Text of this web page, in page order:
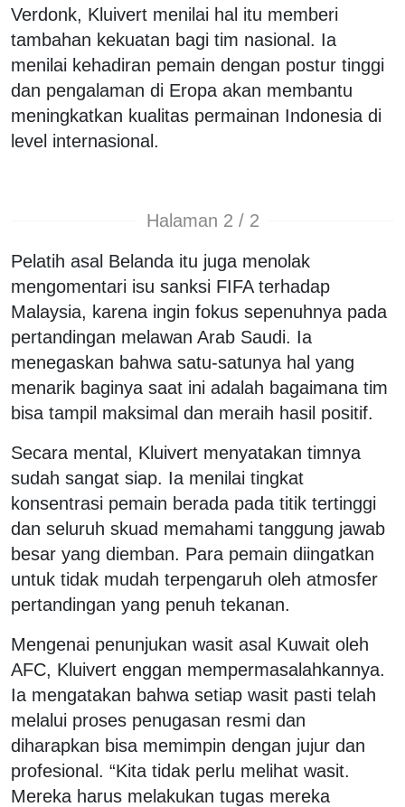
Verdonk, Kluivert menilai hal itu memberi
tambahan kekuatan bagi tim nasional. Ia
menilai kehadiran pemain dengan postur tinggi
dan pengalaman di Eropa akan membantu
meningkatkan kualitas permainan Indonesia di
level internasional.
Halaman 2 / 2
Pelatih asal Belanda itu juga menolak
mengomentari isu sanksi FIFA terhadap
Malaysia, karena ingin fokus sepenuhnya pada
pertandingan melawan Arab Saudi. Ia
menegaskan bahwa satu-satunya hal yang
menarik baginya saat ini adalah bagaimana tim
bisa tampil maksimal dan meraih hasil positif.
Secara mental, Kluivert menyatakan timnya
sudah sangat siap. Ia menilai tingkat
konsentrasi pemain berada pada titik tertinggi
dan seluruh skuad memahami tanggung jawab
besar yang diemban. Para pemain diingatkan
untuk tidak mudah terpengaruh oleh atmosfer
pertandingan yang penuh tekanan.
Mengenai penunjukan wasit asal Kuwait oleh
AFC, Kluivert enggan mempermasalahkannya.
Ia mengatakan bahwa setiap wasit pasti telah
melalui proses penugasan resmi dan
diharapkan bisa memimpin dengan jujur dan
profesional. “Kita tidak perlu melihat wasit.
Mereka harus melakukan tugas mereka